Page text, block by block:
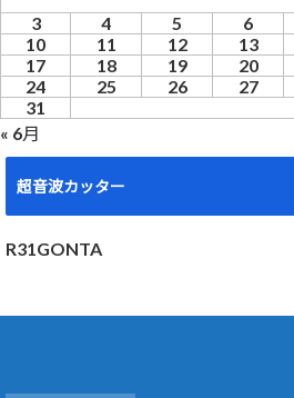
3
4 5 6
10
11 12 13
17
18 19 20
24
25 26 27
31
« 6月
超音波カッター
R31GONTA